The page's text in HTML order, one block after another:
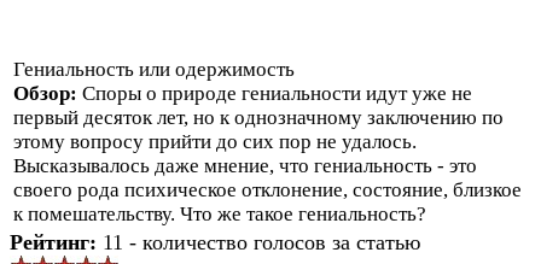
Гениальность или одержимость
Обзор: Споры о природе гениальности идут уже не
первый десяток лет, но к однозначному заключению по
этому вопросу прийти до сих пор не удалось.
Высказывалось даже мнение, что гениальность - это
своего рода психическое отклонение, состояние, близкое
к помешательству. Что же такое гениальность?
Рейтинг: 11 - количество голосов за статью